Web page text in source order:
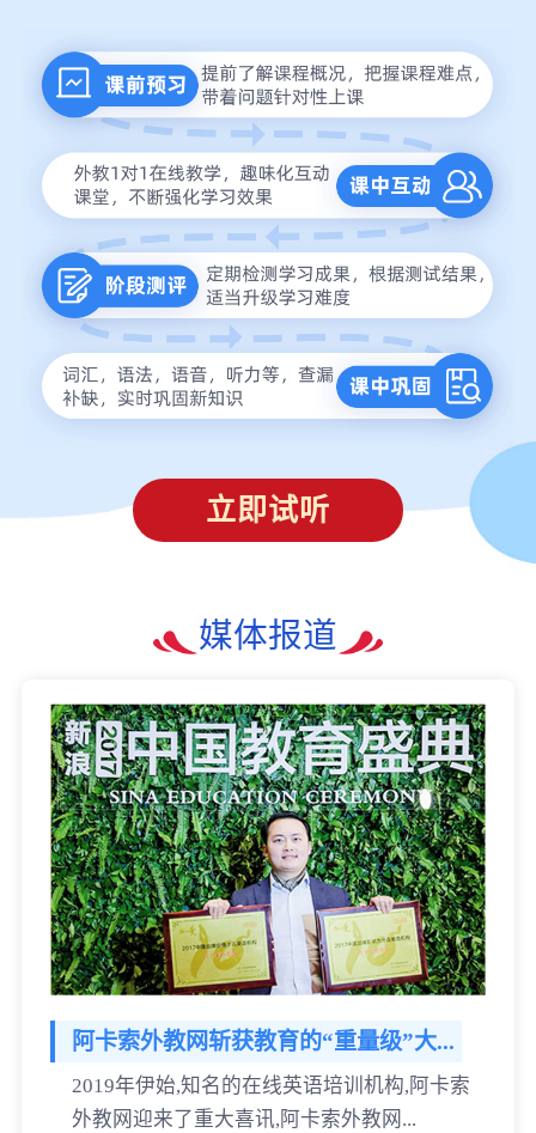
立即试听
媒体报道
阿卡索外教网斩获教育的“重量级”大...
2019年伊始,知名的在线英语培训机构,阿卡索
外教网迎来了重大喜讯,阿卡索外教网...